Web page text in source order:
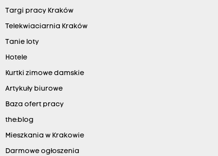
Targi pracy Kraków
Telekwiaciarnia Kraków
Tanie loty
Hotele
Kurtki zimowe damskie
Artykuły biurowe
Baza ofert pracy
the:blog
Mieszkania w Krakowie
Darmowe ogłoszenia